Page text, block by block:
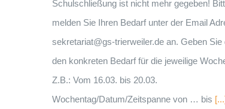
Schulschließung ist nicht mehr gegeben!
melden Sie Ihren Bedarf unter der Email
sekretariat@gs-trierweiler.de an. Geben Sie
den konkreten Bedarf für die jeweilige
Z.B.: Vom 16.03. bis 20.03.
Wochentag/Datum/Zeitspanne von … bis